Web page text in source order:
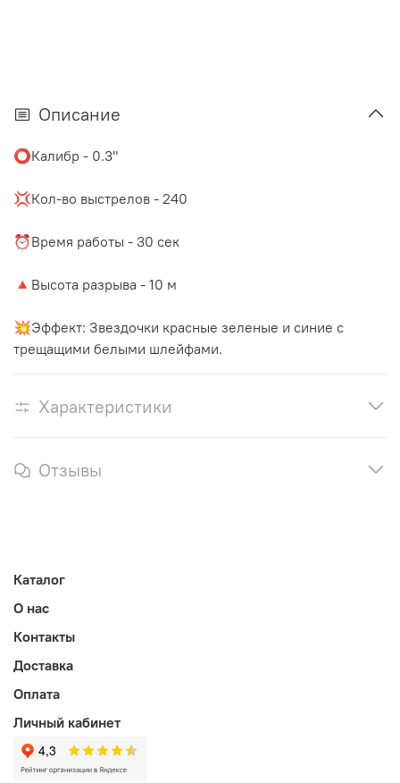
Описание
⭕️Калибр - 0.3"
💢Кол-во выстрелов - 240
⏰Время работы - 30 сек
🔺Высота разрыва - 10 м
💥Эффект: Звездочки красные зеленые и синие с
трещащими белыми шлейфами.
Характеристики
Отзывы
Каталог
О нас
Контакты
Доставка
Оплата
Личный кабинет